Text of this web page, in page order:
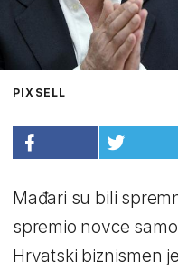
PIXSELL
Mađari su bili
spremio novce
Hrvatski biznismen